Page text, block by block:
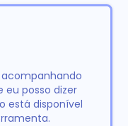
acompanhando
posso dizer
está disponível